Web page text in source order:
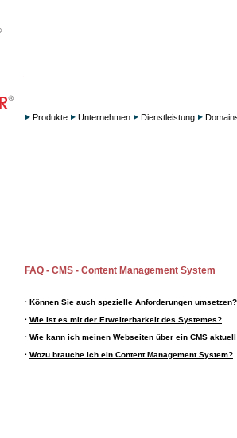
Produkte Unternehmen Dienstleistung
FAQ - CMS - Content Management System
· Können Sie auch spezielle Anforderungen umsetzen?
· Wie ist es mit der Erweiterbarkeit des Systemes?
· Wie kann ich meinen Webseiten über ein CMS
· Wozu brauche ich ein Content Management System?